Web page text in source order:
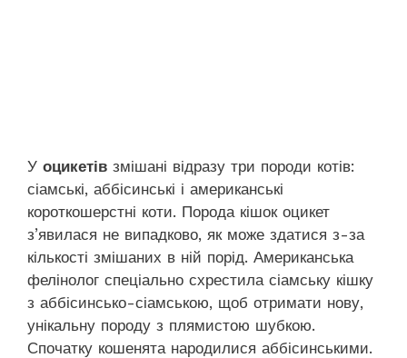
У оцикетів змішані відразу три породи котів:
сіамські, аббісинські і американські
короткошерстні коти. Порода кішок оцикет
з’явилася не випадково, як може здатися з-за
кількості змішаних в ній порід. Американська
фелінолог спеціально схрестила сіамську кішку
з аббісинсько-сіамською, щоб отримати нову,
унікальну породу з плямистою шубкою.
Спочатку кошенята народилися аббісинськими.